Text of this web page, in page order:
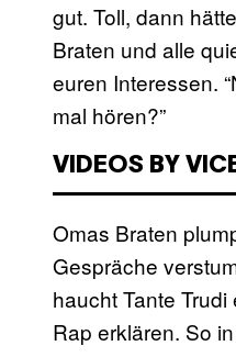
gut. Toll, dann
Braten und alle
euren Interessen.
mal hören?”
VIDEOS BY
Omas Braten
Gespräche
haucht Tante
Rap erklären. So